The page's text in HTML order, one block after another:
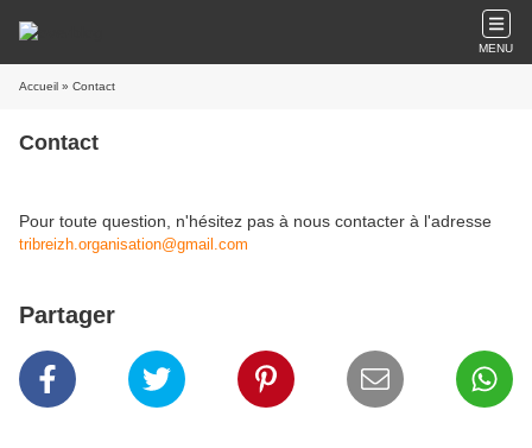
MENU
Accueil » Contact
Contact
Pour toute question, n'hésitez pas à nous contacter à l'adresse
tribreizh.organisation@gmail.com
Partager